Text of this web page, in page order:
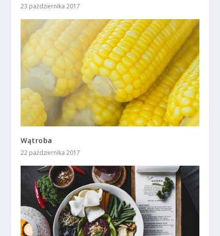
23 października 2017
Wątroba
22 października 2017